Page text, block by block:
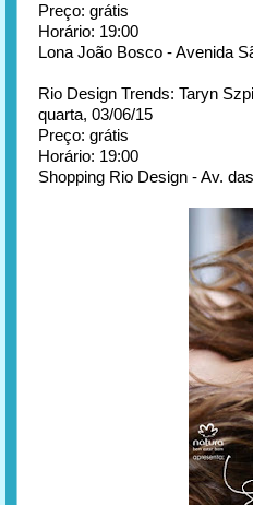
Preço: grátis
Horário: 19:00
Lona João Bosco - Avenida
Rio Design Trends: Taryn
quarta, 03/06/15
Preço: grátis
Horário: 19:00
Shopping Rio Design - Av.